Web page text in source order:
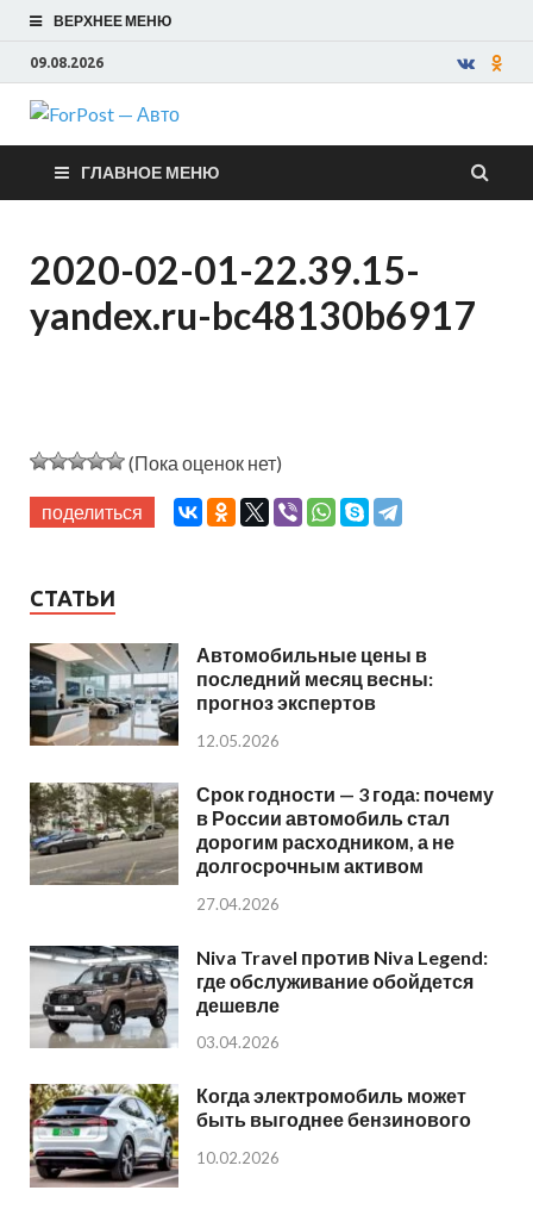
ВЕРХНЕЕ МЕНЮ
09.08.2026
ForPost —
Авто
ГЛАВНОЕ МЕНЮ
2020-02-01-22.39.15-
yandex.ru-bc48130b6917
(Пока оценок нет)
поделиться
СТАТЬИ
Автомобильные цены в
последний месяц весны:
прогноз экспертов
12.05.2026
Срок годности — 3 года: почему
в России автомобиль стал
дорогим расходником, а не
долгосрочным активом
27.04.2026
Niva Travel против Niva Legend:
где обслуживание обойдется
дешевле
03.04.2026
Когда электромобиль может
быть выгоднее бензинового
10.02.2026